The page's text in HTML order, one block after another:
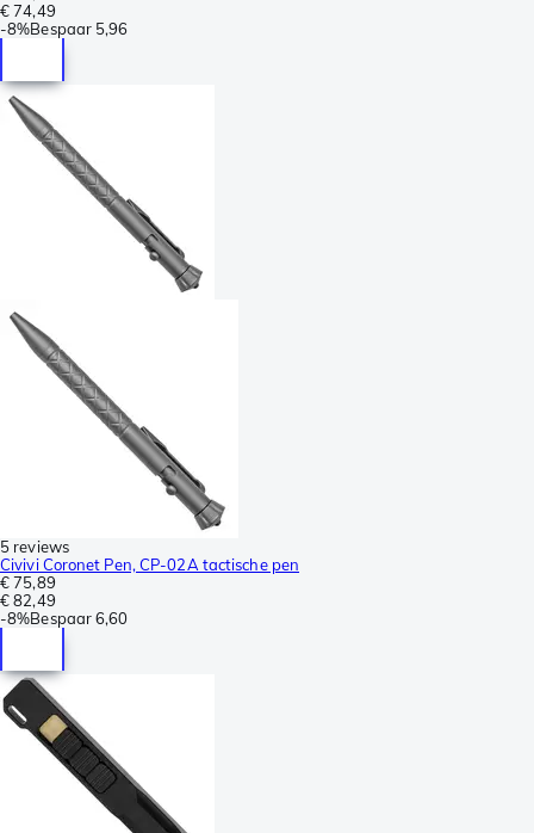
€ 74,49
-8%Bespaar 5,96
5 reviews
Civivi Coronet Pen, CP-02A tactische pen
€ 75,89
€ 82,49
-8%Bespaar6,60